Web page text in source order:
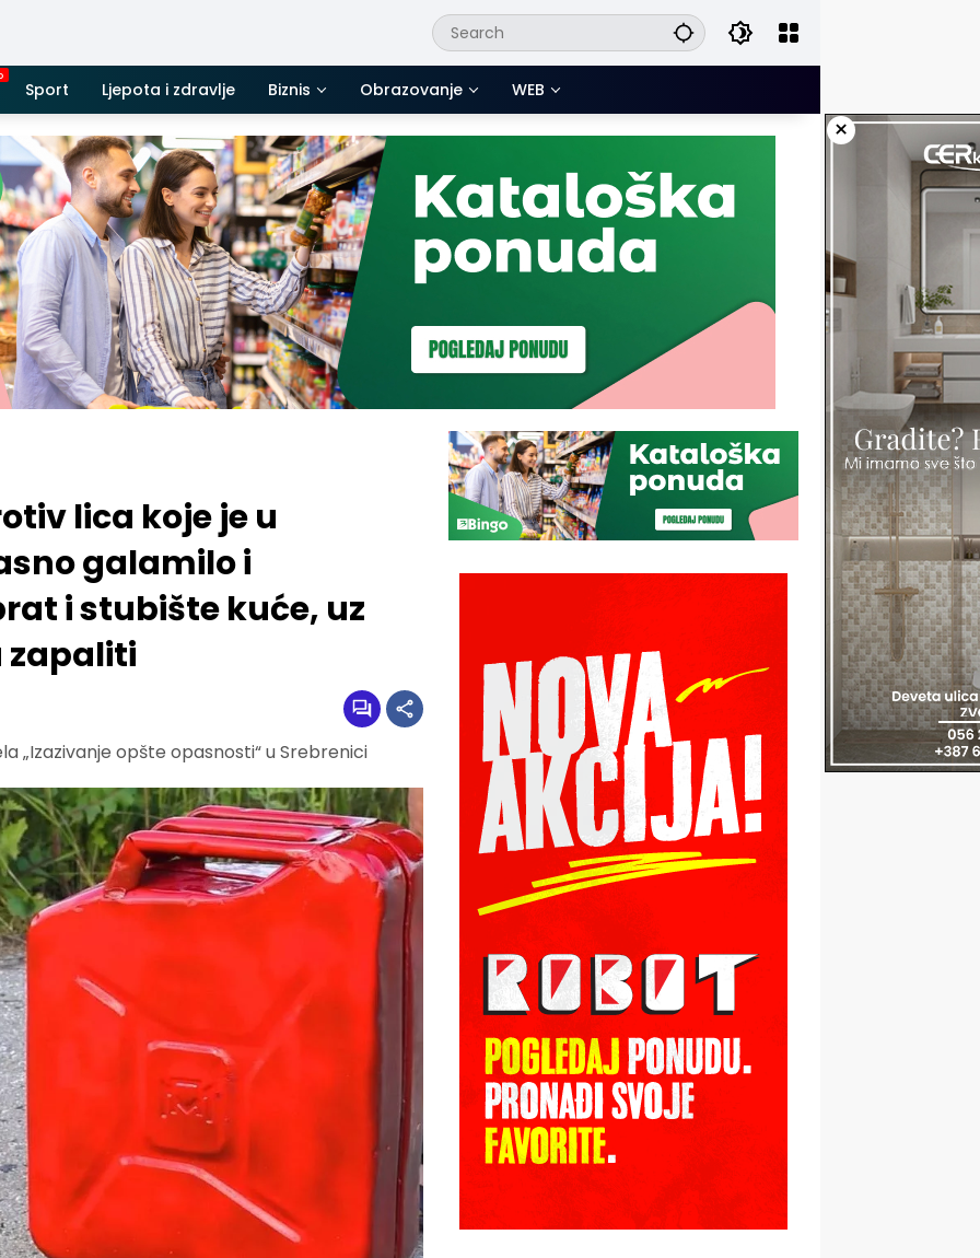
Sport Ljepota i zdravlje Biznis Obrazovanje WEB
×
lica koje je u
galamilo i
i stubište kuće, uz
zapaliti
„Izazivanje opšte opasnosti“ u Srebrenici